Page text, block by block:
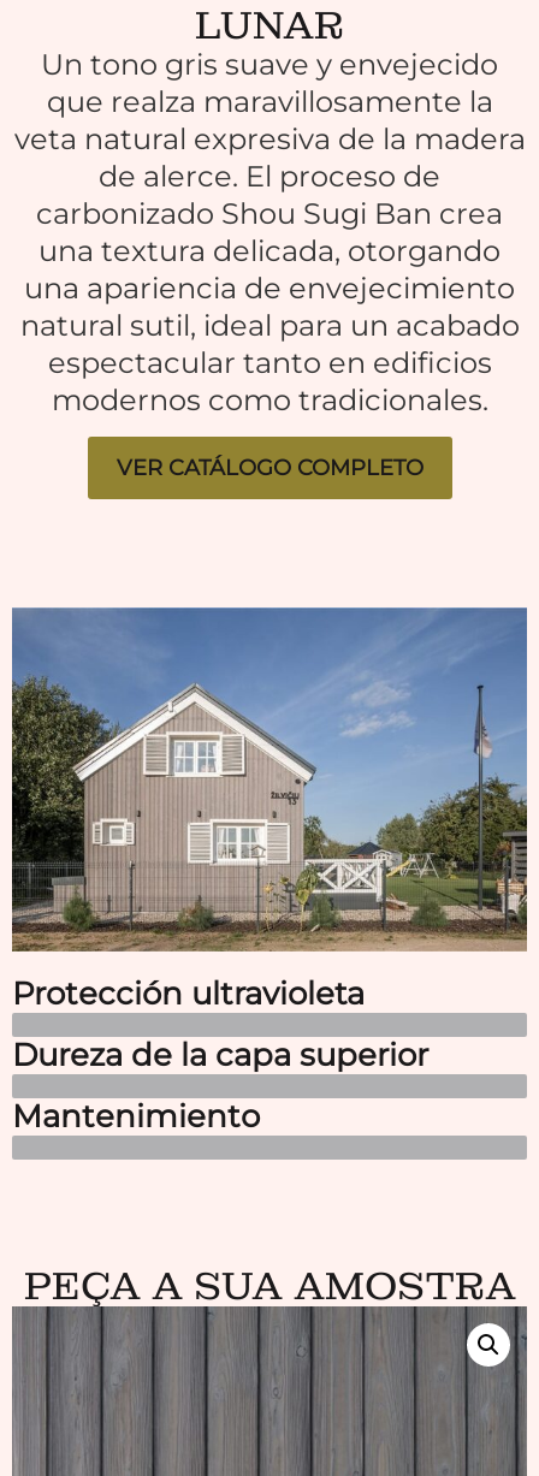
LUNAR
Un tono gris suave y envejecido
que realza maravillosamente la
veta natural expresiva de la madera
de alerce. El proceso de
carbonizado Shou Sugi Ban crea
una textura delicada, otorgando
una apariencia de envejecimiento
natural sutil, ideal para un acabado
espectacular tanto en edificios
modernos como tradicionales.
VER CATÁLOGO COMPLETO
Protección ultravioleta
Dureza de la capa superior
Mantenimiento
PEÇA A SUA AMOSTRA